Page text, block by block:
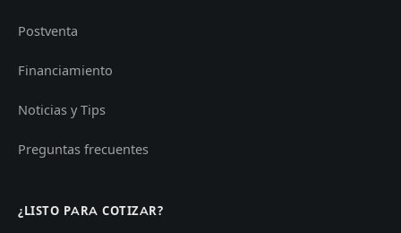
Postventa
Financiamiento
Noticias y Tips
Preguntas frecuentes
¿LISTO PARA COTIZAR?